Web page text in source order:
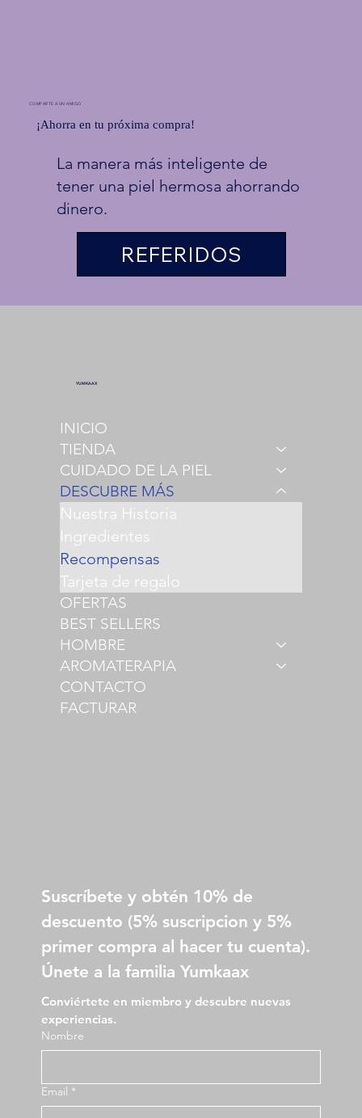
COMPARTE A UN AMIGO
¡Ahorra en tu próxima compra!
La manera más inteligente de
tener una piel hermosa ahorrando
dinero.
REFERIDOS
YUMKAAX
INICIO
TIENDA
CUIDADO DE LA PIEL
DESCUBRE MÁS
Nuestra Historia
Ingredientes
Recompensas
Tarjeta de regalo
OFERTAS
BEST SELLERS
HOMBRE
AROMATERAPIA
CONTACTO
FACTURAR
Suscríbete y obtén 10% de
descuento (5% suscripcion y 5%
primer compra al hacer tu cuenta).
Únete a la familia Yumkaax
Conviértete en miembro y descubre nuevas
experiencias.
Nombre
Email *